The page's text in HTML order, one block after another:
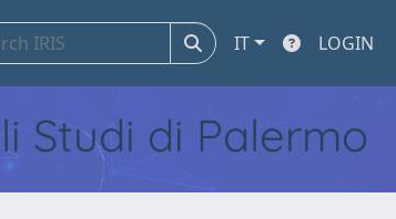
IT LOGIN
Studi di Palermo